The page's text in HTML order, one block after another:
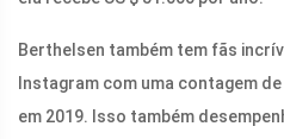
Berthelsen também tem fãs
Instagram com uma contagem
em 2019. Isso também